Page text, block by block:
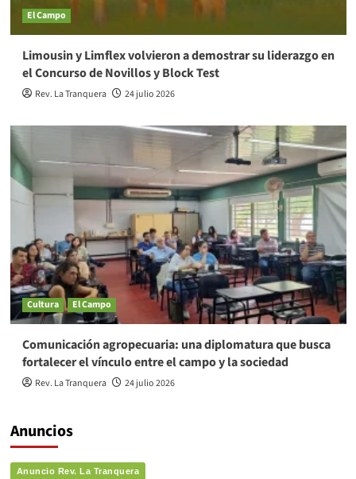
El Campo
Limousin y Limflex volvieron a demostrar su liderazgo en
el Concurso de Novillos y Block Test
Rev. La Tranquera 24 julio 2026
Cultura El Campo
Comunicación agropecuaria: una diplomatura que busca
fortalecer el vínculo entre el campo y la sociedad
Rev. La Tranquera 24 julio 2026
Anuncios
Anuncio Rev. La Tranquera